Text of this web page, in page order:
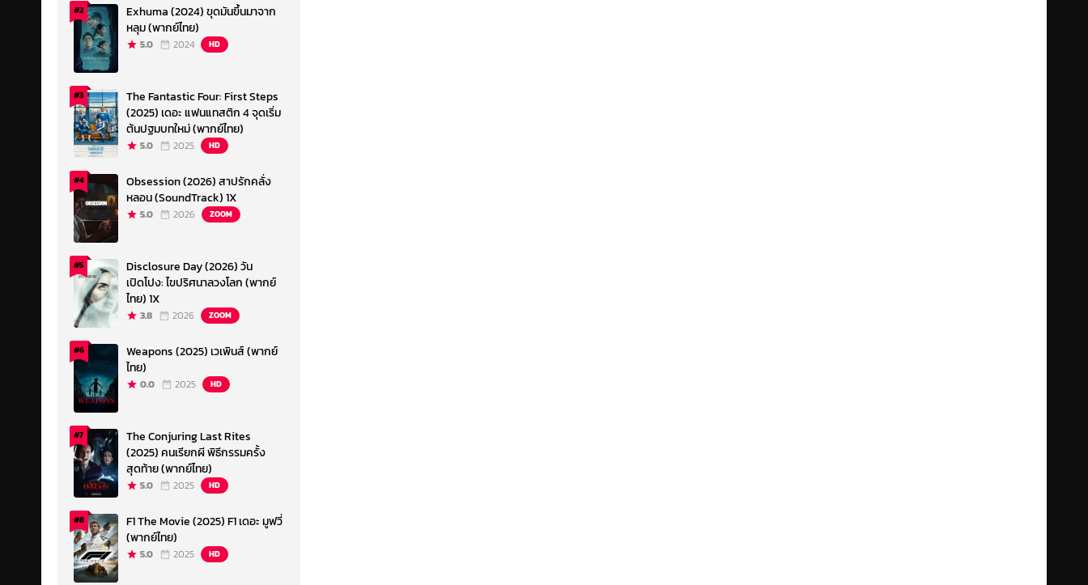
#2
Exhuma (2024) ขุดมันขึ้นมาจาก
หลุม (พากย์ไทย)
5.0 2024 HD
#3
The Fantastic Four: First Steps
(2025) เดอะ แฟนแทสติก 4 จุดเริ่ม
ต้นปฐมบทใหม่ (พากย์ไทย)
5.0 2025 HD
#4
Obsession (2026) สาปรักคลั่ง
หลอน (SoundTrack) 1X
5.0 2026 ZOOM
#5
Disclosure Day (2026) วัน
เปิดโปง: ไขปริศนาลวงโลก (พากย์
ไทย) 1X
3.8 2026 ZOOM
#6
Weapons (2025) เวเพินส์ (พากย์
ไทย)
0.0 2025 HD
#7
The Conjuring Last Rites
(2025) คนเรียกผี พิธีกรรมครั้ง
สุดท้าย (พากย์ไทย)
5.0 2025 HD
#8
F1 The Movie (2025) F1 เดอะ มูฟวี่
(พากย์ไทย)
5.0 2025 HD